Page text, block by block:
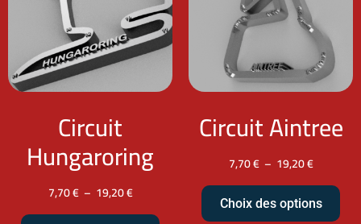
Circuit
Hungaroring
7,70€ – 19,20€
Circuit Aintree
7,70€ – 19,20€
Choix des options